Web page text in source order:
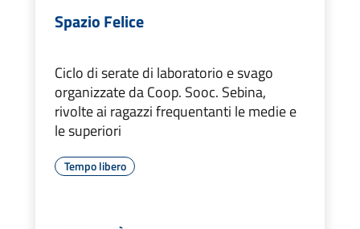
Spazio Felice
Ciclo di serate di laboratorio e svago
organizzate da Coop. Sooc. Sebina,
rivolte ai ragazzi frequentanti le medie e
le superiori
Tempo libero